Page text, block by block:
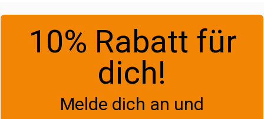
10% Rabatt für
dich!
Melde dich an und